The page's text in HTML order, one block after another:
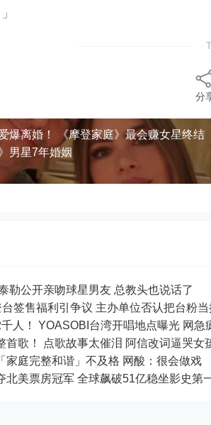
分
爆离婚！ 《摩登家庭》最会赚女星终结
》男星7年婚姻
勒公开亲吻球星男友 总教头也说话
台签售福利引争议 主办单位否认把台粉
人！ YOASOBI台湾开唱地点曝光 网急
首歌！ 点歌故事太催泪 阿信改词逼
家庭完整和谐」不及格 网酸：很会
北美票房冠军 全球飙破51亿稳坐影